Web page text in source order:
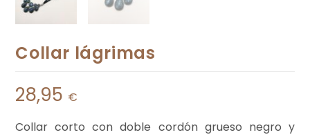
Collar lágrimas
28,95 €
Collar corto con doble cordón grueso negro y